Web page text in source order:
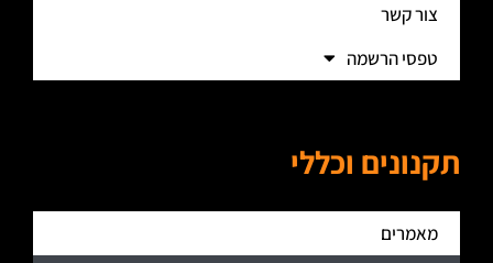
צור קשר
טפסי הרשמה
תקנונים וכללי
מאמרים